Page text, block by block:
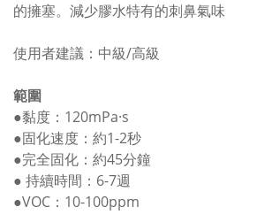
的擁塞。減少膠水特有的刺鼻氣味
使用者建議：中級/高級
範圍
●黏度：120mPa·s
●固化速度：約1-2秒
●完全固化：約45分鐘
● 持續時間：6-7週
●VOC：10-100ppm